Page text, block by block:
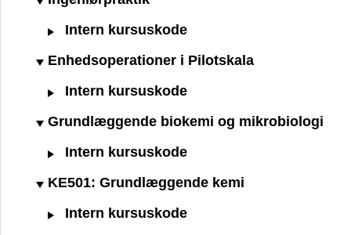
Intern kursuskode
Enhedsoperationer i Pilotskala
Intern kursuskode
Grundlæggende biokemi og mikrobiologi
Intern kursuskode
KE501: Grundlæggende kemi
Intern kursuskode